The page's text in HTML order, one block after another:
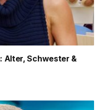
Alter, Schwester &